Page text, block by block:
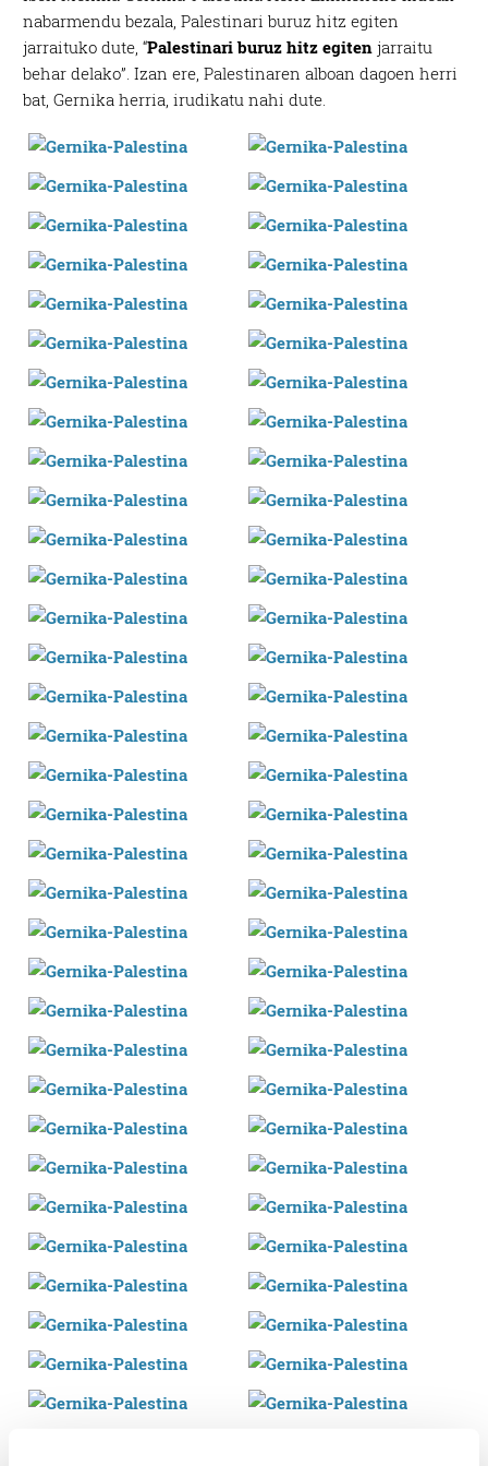
nabarmendu bezala, Palestinari buruz hitz egiten
jarraituko dute, “Palestinari buruz hitz egiten jarraitu
behar delako”. Izan ere, Palestinaren alboan dagoen herri
bat, Gernika herria, irudikatu nahi dute.